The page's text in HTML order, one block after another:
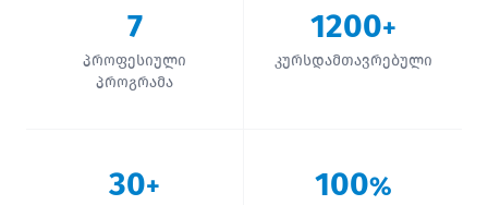
7
პროფესიული
პროგრამა
1200+
კურსდამთავრებული
30+ 100%